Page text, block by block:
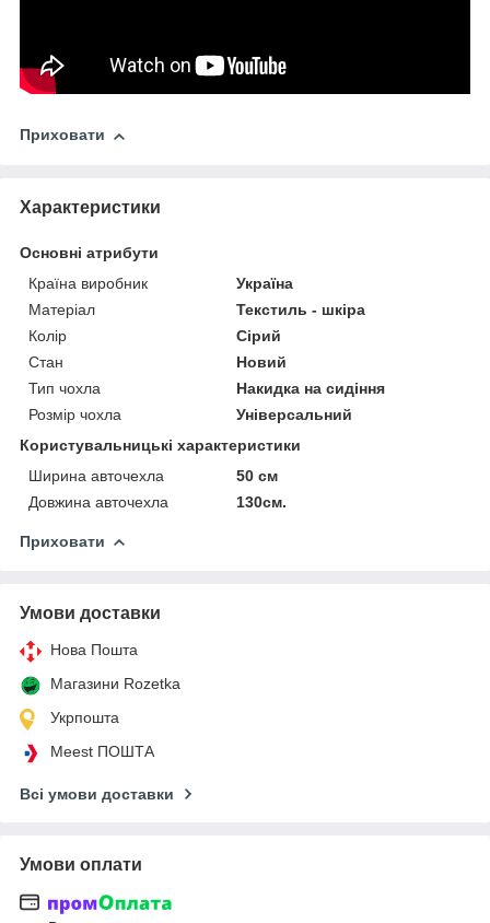
Приховати
Характеристики
Основні атрибути
Країна виробник
Україна
Матеріал
Текстиль - шкіра
Колір
Сірий
Стан
Новий
Тип чохла
Накидка на сидіння
Розмір чохла
Універсальний
Користувальницькі характеристики
Ширина авточехла
50 см
Довжина авточехла
130см.
Приховати
Умови доставки
Нова Пошта
Магазини Rozetka
Укрпошта
Meest ПОШТА
Всі умови доставки
Умови оплати